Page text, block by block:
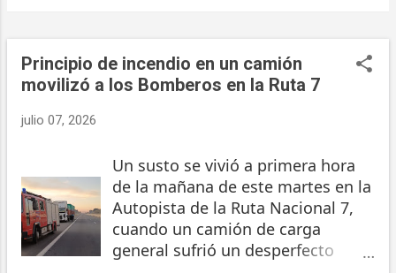
Principio de incendio en un camión
movilizó a los Bomberos en la Ruta 7
julio 07, 2026
Un susto se vivió a primera hora
de la mañana de este martes en la
Autopista de la Ruta Nacional 7,
cuando un camión de carga
general sufrió un desperfecto